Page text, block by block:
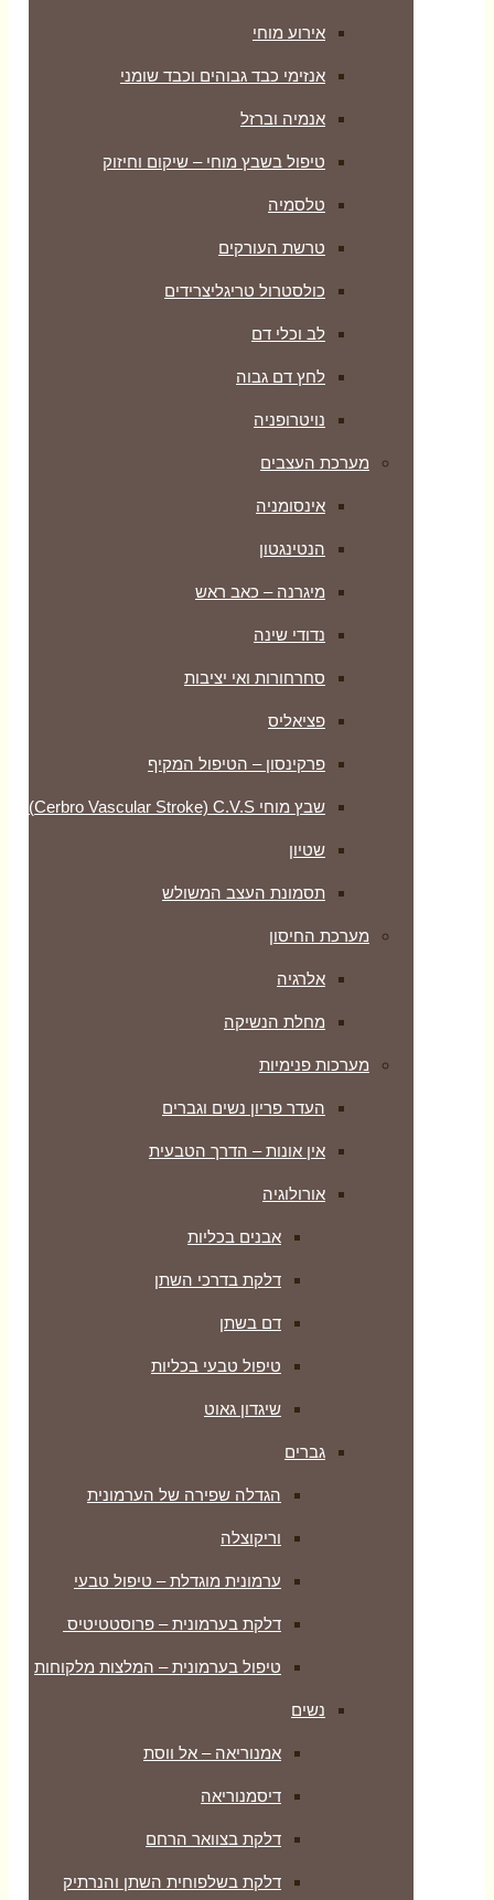
אירוע מוחי
אנזימי כבד גבוהים וכבד שומני
אנמיה וברזל
טיפול בשבץ מוחי – שיקום וחיזוק
טלסמיה
טרשת העורקים
כולסטרול טריגליצרידים
לב וכלי דם
לחץ דם גבוה
נויטרופניה
מערכת העצבים
אינסומניה
הנטינגטון
מיגרנה – כאב ראש
נדודי שינה
סחרחורות ואי יציבות
פציאליס
פרקינסון – הטיפול המקיף
שבץ מוחי Cerbro Vascular Stroke) C.V.S)
שטיון
תסמונת העצב המשולש
מערכת החיסון
אלרגיה
מחלת הנשיקה
מערכות פנימיות
העדר פריון נשים וגברים
אין אונות – הדרך הטבעית
אורולוגיה
אבנים בכליות
דלקת בדרכי השתן
דם בשתן
טיפול טבעי בכליות
שיגדון גאוט
גברים
הגדלה שפירה של הערמונית
וריקוצלה
ערמונית מוגדלת – טיפול טבעי
דלקת בערמונית – פרוסטטיטיס
טיפול בערמונית – המלצות מלקוחות
נשים
אמנוריאה – אל ווסת
דיסמנוריאה
דלקת בצוואר הרחם
דלקת בשלפוחית השתן והנרתיק